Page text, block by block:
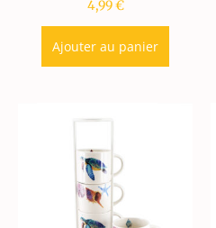
4,99€
Ajouter au panier